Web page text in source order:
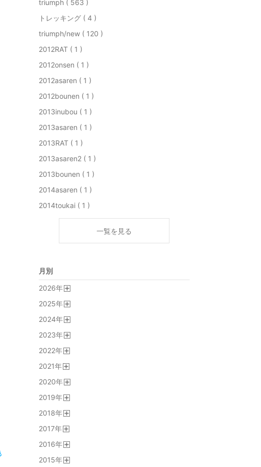
triumph ( 563 )
トレッキング ( 4 )
triumph/new ( 120 )
2012RAT ( 1 )
2012onsen ( 1 )
2012asaren ( 1 )
2012bounen ( 1 )
2013inubou ( 1 )
2013asaren ( 1 )
2013RAT ( 1 )
2013asaren2 ( 1 )
2013bounen ( 1 )
2014asaren ( 1 )
2014toukai ( 1 )
一覧を見る
月別
2026年
2025年
2024年
2023年
2022年
2021年
2020年
2019年
2018年
2017年
2016年
2015年